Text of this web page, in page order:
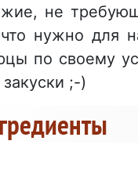
не
нужно для
по своему
;-)